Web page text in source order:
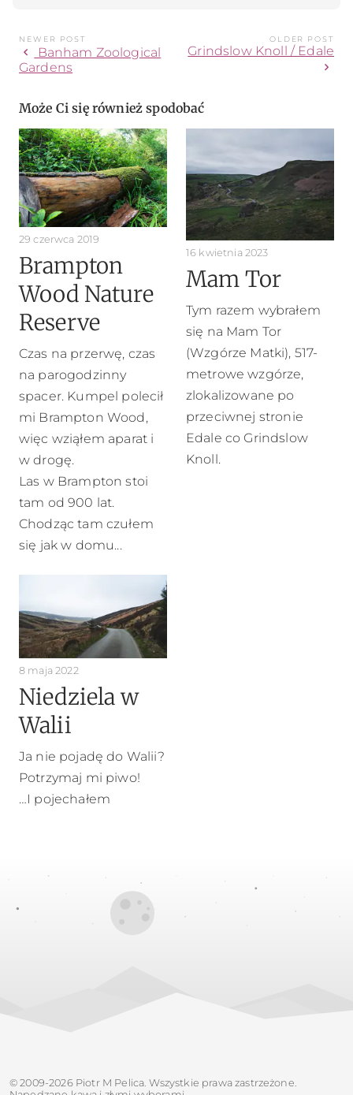
NEWER POST
chevron_left
Banham Zoological
Gardens
OLDER POST
Grindslow Knoll / Edale
chevron_right
Może Ci się również spodobać
29 czerwca 2019
Brampton
Wood Nature
Reserve
Czas na przerwę, czas
na parogodzinny
spacer. Kumpel polecił
mi Brampton Wood,
więc wziąłem aparat i
w drogę.
Las w Brampton stoi
tam od 900 lat.
Chodząc tam czułem
się jak w domu...
16 kwietnia 2023
Mam Tor
Tym razem wybrałem
się na Mam Tor
(Wzgórze Matki), 517-
metrowe wzgórze,
zlokalizowane po
przeciwnej stronie
Edale co Grindslow
Knoll.
8 maja 2022
Niedziela w
Walii
Ja nie pojadę do Walii?
Potrzymaj mi piwo!
…I pojechałem
© 2009-2026 Piotr M Pelica. Wszystkie prawa zastrzeżone.